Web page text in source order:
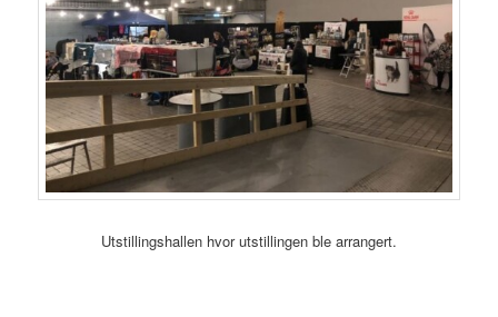
Utstillingshallen hvor utstillingen ble arrangert.